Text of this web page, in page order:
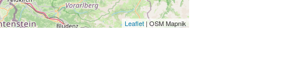
Leaflet | OSM Mapnik